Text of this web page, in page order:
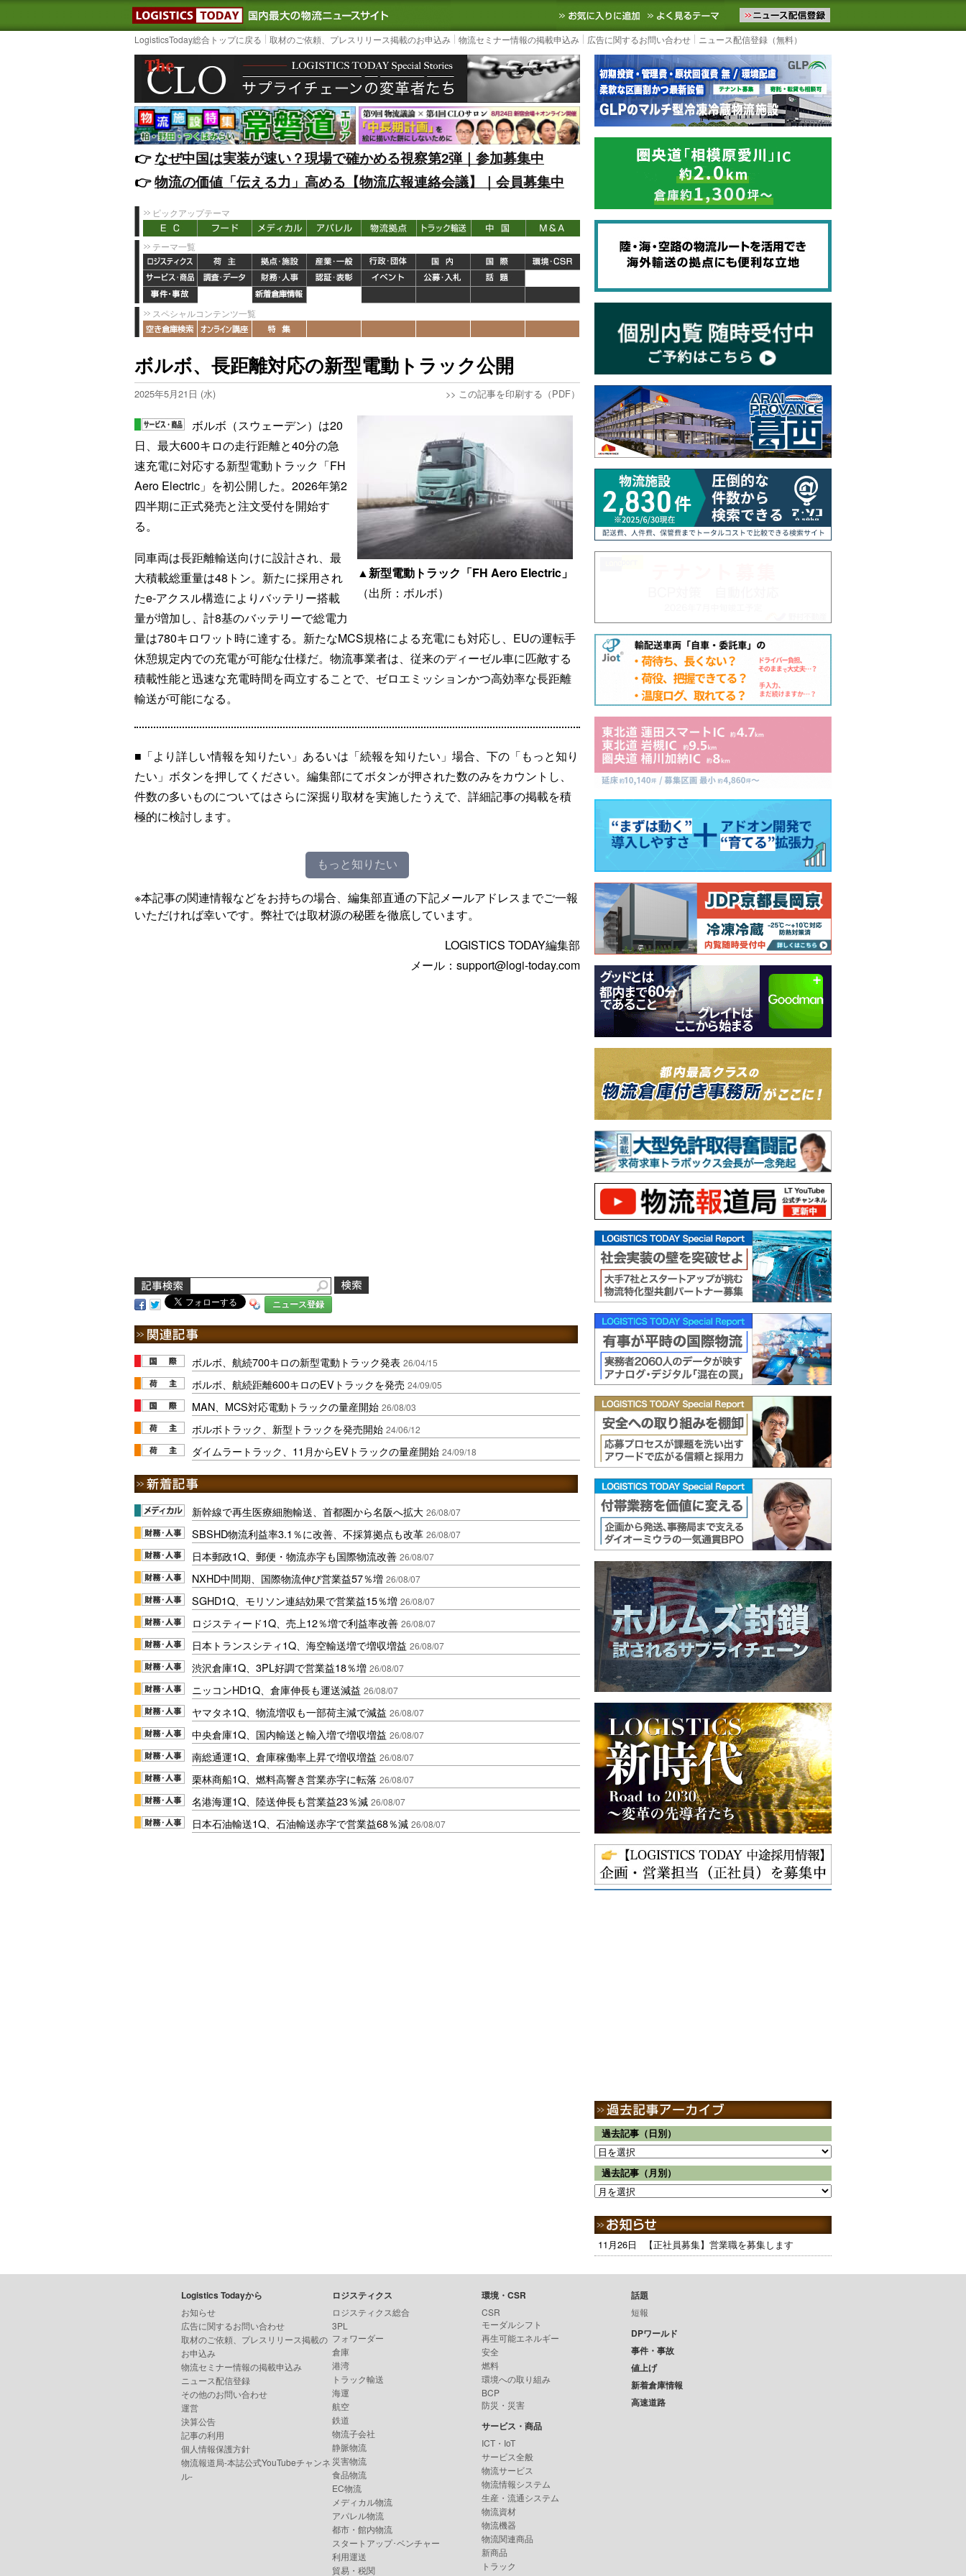
LOGISTICS TODAY｜国内最大の物流ニュースサイト3PL, SCMなど国内外の最新の物流ニュースをお届けします。物流ニュースメール配信を登録す
お気に入りに追加 よく見るテーマ
LogisticsToday総合トップに戻る 取材のご依頼、プレスリリース掲載のお申込み 物流セミナー情報の掲載申込み 広告に関するお問い合わせ ニュース配信登録（無料）
👉️なぜ中国は実装が速い？現場で確かめる視察第2弾｜参加募集中
👉️物流の価値「伝える力」高める【物流広報連絡会議】｜会員募集中
ピックアップテーマ
テーマ一覧
スペシャルコンテンツ一覧
ボルボ、長距離対応の新型電動トラック公開
2025年5月21日 (水) >> この記事を印刷する（PDF）
▲新型電動トラック「FH Aero Electric」
（出所：ボルボ）
ボルボ（スウェーデン）は20
日、最大600キロの走行距離と40分の急
速充電に対応する新型電動トラック「FH
Aero Electric」を初公開した。2026年第2
四半期に正式発売と注文受付を開始す
る。
同車両は長距離輸送向けに設計され、最
大積載総重量は48トン。新たに採用され
たe-アクスル構造によりバッテリー搭載
量が増加し、計8基のバッテリーで総電力
量は780キロワット時に達する。新たなMCS規格による充電にも対応し、EUの運転手
休憩規定内での充電が可能な仕様だ。物流事業者は、従来のディーゼル車に匹敵する
積載性能と迅速な充電時間を両立することで、ゼロエミッションかつ高効率な長距離
輸送が可能になる。
■「より詳しい情報を知りたい」あるいは「続報を知りたい」場合、下の「もっと知り
たい」ボタンを押してください。編集部にてボタンが押された数のみをカウントし、
件数の多いものについてはさらに深掘り取材を実施したうえで、詳細記事の掲載を積
極的に検討します。
もっと知りたい
※本記事の関連情報などをお持ちの場合、編集部直通の下記メールアドレスまでご一報
いただければ幸いです。弊社では取材源の秘匿を徹底しています。
LOGISTICS TODAY編集部
メール：support@logi-today.com
ニュース登録
ボルボ、航続700キロの新型電動トラック発表 26/04/15
ボルボ、航続距離600キロのEVトラックを発売 24/09/05
MAN、MCS対応電動トラックの量産開始 26/08/03
ボルボトラック、新型トラックを発売開始 24/06/12
ダイムラートラック、11月からEVトラックの量産開始 24/09/18
新幹線で再生医療細胞輸送、首都圏から名阪へ拡大 26/08/07
SBSHD物流利益率3.1％に改善、不採算拠点も改革 26/08/07
日本郵政1Q、郵便・物流赤字も国際物流改善 26/08/07
NXHD中間期、国際物流伸び営業益57％増 26/08/07
SGHD1Q、モリソン連結効果で営業益15％増 26/08/07
ロジスティード1Q、売上12％増で利益率改善 26/08/07
日本トランスシティ1Q、海空輸送増で増収増益 26/08/07
渋沢倉庫1Q、3PL好調で営業益18％増 26/08/07
ニッコンHD1Q、倉庫伸長も運送減益 26/08/07
ヤマタネ1Q、物流増収も一部荷主減で減益 26/08/07
中央倉庫1Q、国内輸送と輸入増で増収増益 26/08/07
南総通運1Q、倉庫稼働率上昇で増収増益 26/08/07
栗林商船1Q、燃料高響き営業赤字に転落 26/08/07
名港海運1Q、陸送伸長も営業益23％減 26/08/07
日本石油輸送1Q、石油輸送赤字で営業益68％減 26/08/07
過去記事（日別）
過去記事（月別）
11月26日 【正社員募集】営業職を募集します
Logistics Todayから
お知らせ
広告に関するお問い合わせ
取材のご依頼、プレスリリース掲載の
お申込み
物流セミナー情報の掲載申込み
ニュース配信登録
その他のお問い合わせ
運営
決算公告
記事の利用
個人情報保護方針
物流報道局-本誌公式YouTubeチャンネ
ル-
ロジスティクス
ロジスティクス総合
3PL
フォワーダー
倉庫
港湾
トラック輸送
海運
航空
鉄道
物流子会社
静脈物流
災害物流
食品物流
EC物流
メディカル物流
アパレル物流
都市・館内物流
スタートアップ･ベンチャー
利用運送
貿易・税関
環境・CSR
CSR
モーダルシフト
再生可能エネルギー
安全
燃料
環境への取り組み
BCP
防災・災害
サービス・商品
ICT・IoT
サービス全般
物流サービス
物流情報システム
生産・流通システム
物流資材
物流機器
物流関連商品
新商品
トラック
話題
短報
DPワールド
事件・事故
値上げ
新着倉庫情報
高速道路